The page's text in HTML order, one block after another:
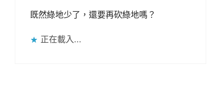
既然綠地少了，還要再砍綠地嗎？
正在載入...